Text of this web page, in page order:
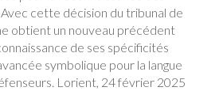
cette décision du tribunal de
obtient un nouveau précédent
de ses spécificités
symbolique pour la langue
Lorient, 24 février 2025